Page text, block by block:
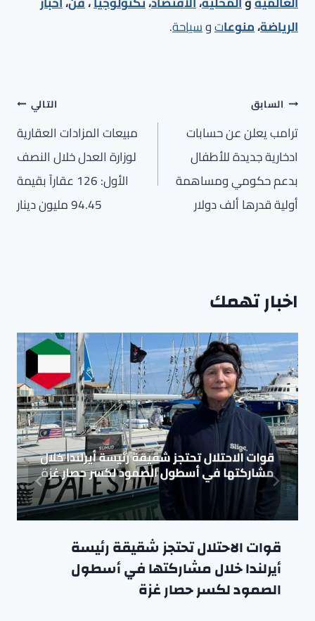
الرياضة،منوعاتوسياحة.
تصفّح
المقالات
السابق
ترامب يعلن عن حسابات
ادخارية جديدة للأطفال
بدعم حكومي ومساهمة
أولية قدرها ألف دولار
التالي
مبيعات المزادات العقارية
لوزارة العدل خلال النصف
الأول: 126 عقاراً بقيمة
94.45 مليون دينار
اخبار تهمك
قوات الاحتلال تحتجز شقيقة رئيسة
أيرلندا خلال مشاركتها في أسطول
الصمود لكسر حصار غزة